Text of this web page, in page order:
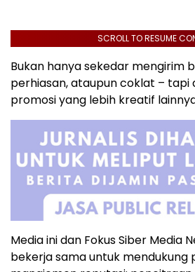
SCROLL TO RESUME
Bukan hanya sekedar mengirim
perhiasan, ataupun coklat – tapi
promosi yang lebih kreatif
Media ini dan Fokus Siber Media
bekerja sama untuk mendukung